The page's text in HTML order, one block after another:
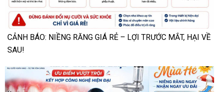
CẢNH BÁO: NIỀNG RĂNG GIÁ RẺ – LỢI TRƯỚC MẮT, HẠI VỀ
SAU!